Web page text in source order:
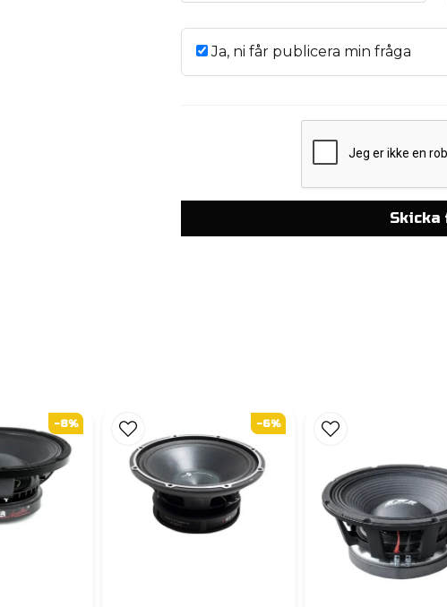
Ja, ni får publicera min fråga
Skicka
-8% -6%